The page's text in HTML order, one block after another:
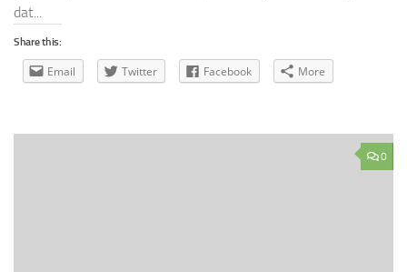
dat...
Share this:
Email Twitter Facebook More
0